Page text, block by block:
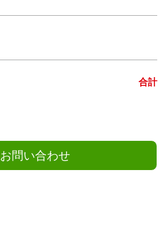
合計
お問い合わせ